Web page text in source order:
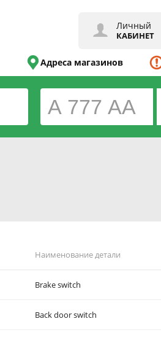
Личный
КАБИНЕТ
Адреса магазинов
Наименование детали
Brake switch
Back door switch